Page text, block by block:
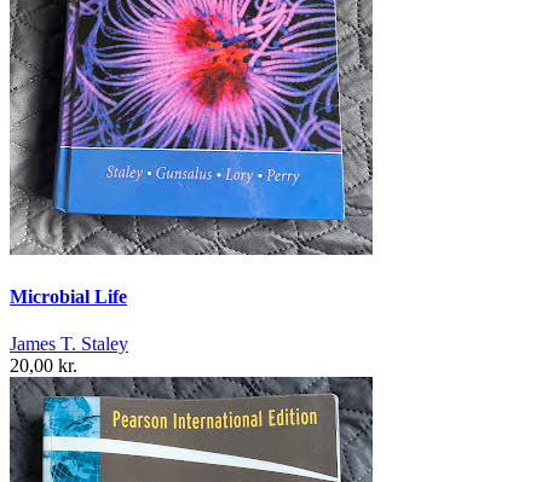
Microbial Life
James T. Staley
20,00 kr.